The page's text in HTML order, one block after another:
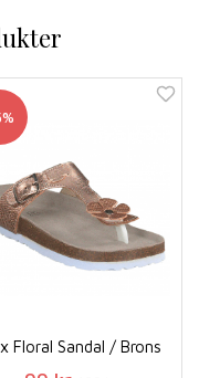
Floral Sandal / Brons